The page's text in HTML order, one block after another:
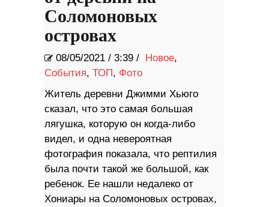
Соломоновых
островах
08/05/2021 / 3:39 / Новое,
События, ТОП, Фото
Житель деревни Джимми Хьюго
сказал, что это самая большая
лягушка, которую он когда-либо
видел, и одна невероятная
фотография показала, что рептилия
была почти такой же большой, как
ребенок. Ее нашли недалеко от
Хониары на Соломоновых островах,